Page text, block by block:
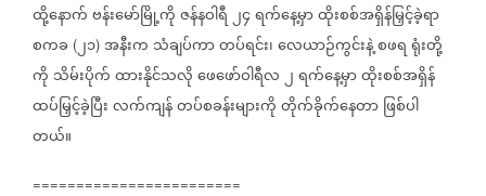
ထို့နောက်ဗန်းမော်မြို့ကိုဇန်နဝါရီ၂၄ရက်နေ့မှာထိုးစစ်အရှိန်မြှင့်ခဲ့ရာ
စကခ (၂၁) အနီးက သံချပ်ကာတပ်ရင်း၊လေယာဉ်ကွင်းနဲ့စဖရရုံးတို့
ကို သိမ်းပိုက်ထားနိုင်သလိုဖေဖော်ဝါရီလ၂ရက်နေ့မှာထိုးစစ်အရှိန်
ထပ်မြှင့်ခဲ့ပြီးလက်ကျန်တပ်စခန်းများကိုတိုက်ခိုက်နေတာဖြစ်ပါ
တယ်။
========================